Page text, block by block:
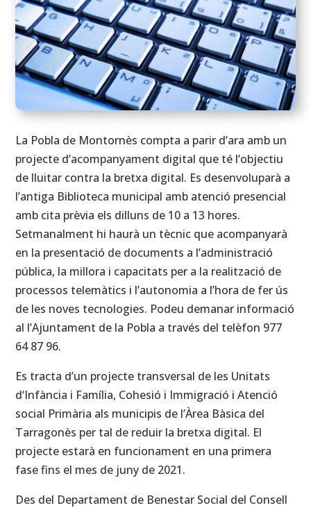
La Pobla de Montornès compta a parir d’ara amb un
projecte d’acompanyament digital que té l’objectiu
de lluitar contra la bretxa digital. Es desenvoluparà a
l’antiga Biblioteca municipal amb atenció presencial
amb cita prèvia els dilluns de 10 a 13 hores.
Setmanalment hi haurà un tècnic que acompanyarà
en la presentació de documents a l’administració
pública, la millora i capacitats per a la realització de
processos telemàtics i l’autonomia a l’hora de fer ús
de les noves tecnologies. Podeu demanar informació
al l’Ajuntament de la Pobla a través del telèfon 977
64 87 96.
Es tracta d’un projecte transversal de les Unitats
d‘Infància i Família, Cohesió i Immigració i Atenció
social Primària als municipis de l’Àrea Bàsica del
Tarragonès per tal de reduir la bretxa digital. El
projecte estarà en funcionament en una primera
fase fins el mes de juny de 2021.
Des del Departament de Benestar Social del Consell